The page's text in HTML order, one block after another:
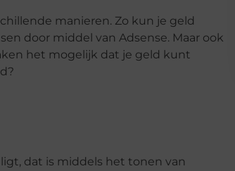
manieren. Zo kun je geld
door middel van Adsense. Maar ook
het mogelijk dat je geld kunt
dat is middels het tonen van